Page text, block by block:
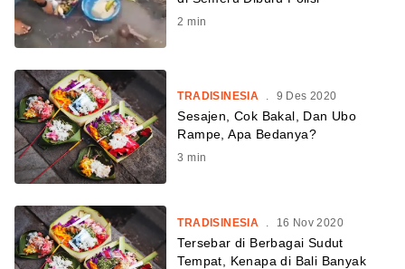
2 min
TRADISINESIA . 9 Des 2020
Sesajen, Cok Bakal, Dan Ubo
Rampe, Apa Bedanya?
3 min
TRADISINESIA . 16 Nov 2020
Tersebar di Berbagai Sudut
Tempat, Kenapa di Bali Banyak